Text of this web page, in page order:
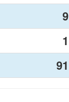
9
1
91